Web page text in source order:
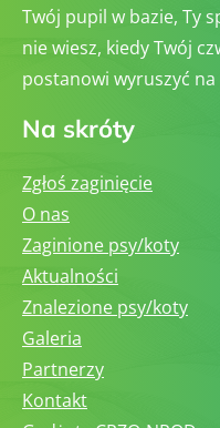
Twój pupil w bazie, Ty
nie wiesz, kiedy Twój
postanowi wyruszyć na
Na skróty
Zgłoś zaginięcie
O nas
Zaginione psy/koty
Aktualności
Znalezione psy/koty
Galeria
Partnerzy
Kontakt